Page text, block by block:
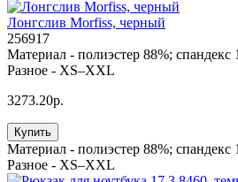
Лонгслив Morfiss, черный
256917
Материал - полиэстер 88%; спандекс
Разное - XS–XXL
3273.20р.
Купить
Материал - полиэстер 88%; спандекс
Разное - XS–XXL